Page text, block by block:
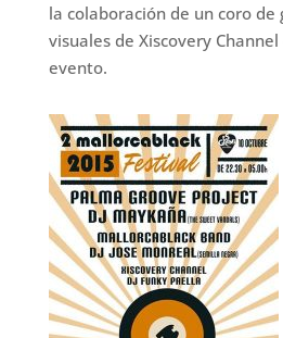
la colaboración de un coro de
visuales de Xiscovery
evento.